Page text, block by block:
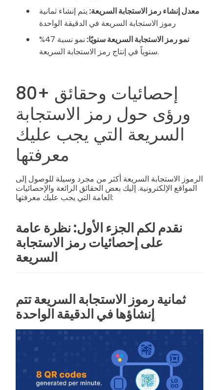
معدل إنشاء رمز الاستجابة السريعة:يتم إنشاء ثمانية
رموز الاستجابة السريعة في الدقيقة الواحدة
نمو رمز الاستجابة السريعة سنويًا:
نمو نسبة 47%
سنوياً في إنتاج رمز الاستجابة السريعة.
80+ إحصائيات وحقائق
ورؤى حول رمز الاستجابة
السريعة التي يجب عليك
معرفتها
الرموز الاستجابة السريعة أكثر من مجرد وسيلة للوصول إلى
المواقع الإلكترونية. إليك بعض الحقائق الرائعة والإحصائيات
العامة التي يجب عليك معرفتها:
نقدم لكم الجزء الأول: نظرة عامة
على إحصائيات رمز الاستجابة
السريعة
ثمانية رموز الاستجابة السريعة تتم
إنشاؤها في الدقيقة الواحدة